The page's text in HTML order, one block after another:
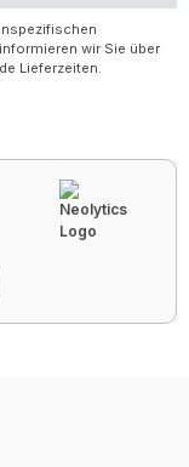
wir Sie über
Lieferzeiten.